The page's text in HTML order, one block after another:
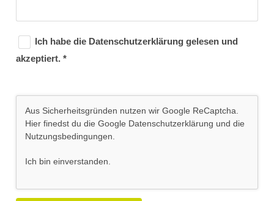
Ich habe die Datenschutzerklärung gelesen und
akzeptiert. *
Aus Sicherheitsgründen nutzen wir Google ReCaptcha.
Hier finedst du die Google Datenschutzerklärung und die
Nutzungsbedingungen
Ich bin einverstanden